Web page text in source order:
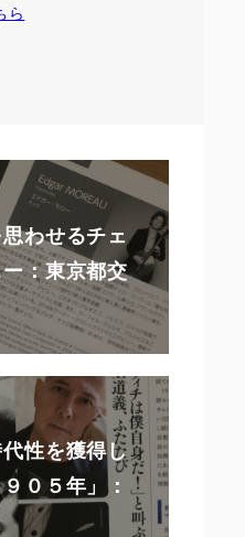
ら
わせるチェ
：東京都交
性を獲得し
０５年」：